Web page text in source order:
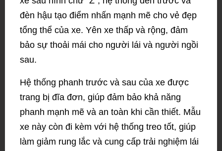
đèn hậu tạo điểm nhấn mạnh mẽ cho vẻ đẹp
tổng thể của xe. Yên xe thấp và rộng, đảm
bảo sự thoải mái cho người lái và người ngồi
sau.
Hệ thống phanh trước và sau của xe được
trang bị đĩa đơn, giúp đảm bảo khả năng
phanh mạnh mẽ và an toàn khi cần thiết. Mẫu
xe này còn đi kèm với hệ thống treo tốt, giúp
làm giảm rung lắc và cung cấp trải nghiệm lái